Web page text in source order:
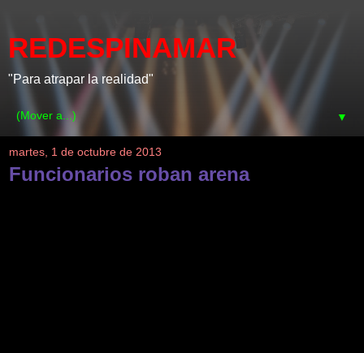
REDESPINAMAR
"Para atrapar la realidad"
▼
martes, 1 de octubre de 2013
Funcionarios roban arena